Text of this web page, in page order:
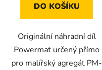
DO KOŠÍKU
Originální náhradní díl
Powermat určený přímo
pro malířský agregát PM-